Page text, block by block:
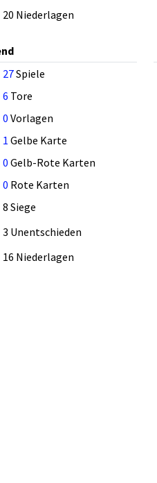
20 Niederlagen
27Spiele
6 Tore
0 Vorlagen
1 Gelbe Karte
0 Gelb-Rote Karten
0 Rote Karten
8 Siege
3 Unentschieden
16 Niederlagen